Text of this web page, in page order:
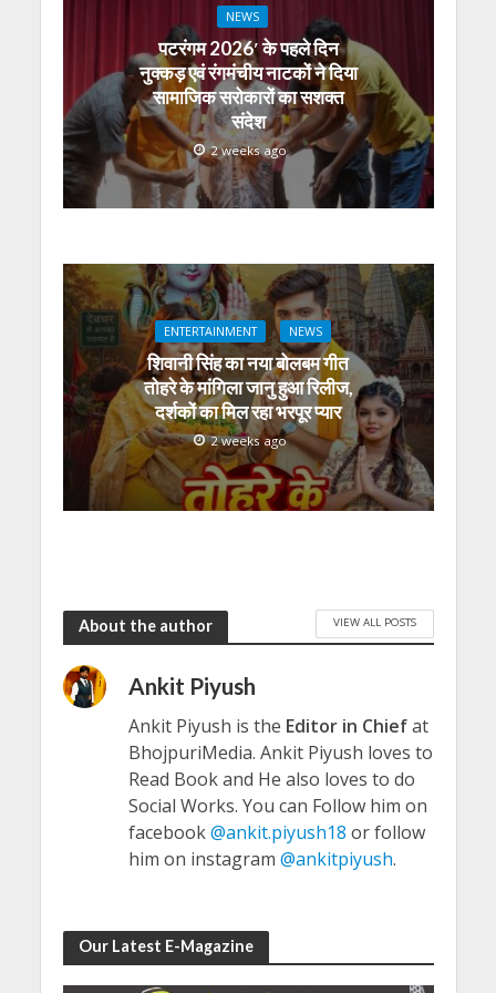
NEWS
पटरंगम 2026′ के पहले दिन
नुक्कड़ एवं रंगमंचीय नाटकों ने दिया
सामाजिक सरोकारों का सशक्त
संदेश
2 weeks ago
ENTERTAINMENT NEWS
शिवानी सिंह का नया बोलबम गीत
तोहरे के मांगिला जानु हुआ रिलीज,
दर्शकों का मिल रहा भरपूर प्यार
2 weeks ago
About the author VIEW ALL POSTS
Ankit Piyush
Ankit Piyush is the Editor in Chiefat
BhojpuriMedia. Ankit Piyush loves to
Read Book and He also loves to do
Social Works. You can Follow him on
facebook@ankit.piyush18 or follow
him on instagram @ankitpiyush.
Our Latest E-Magazine